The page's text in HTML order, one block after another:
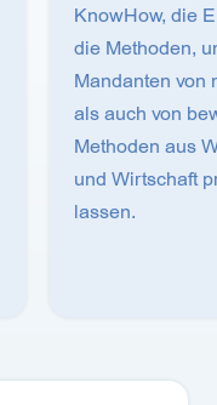
KnowHow, die
die Methoden,
Mandanten von
als auch von
Methoden aus
und Wirtschaft
lassen.